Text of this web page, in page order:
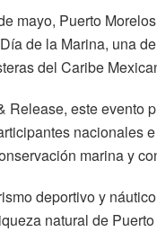
mayo, Puerto
de la Marina, una
del Caribe
Release, este evento
nacionales
marina y
deportivo y
natural de